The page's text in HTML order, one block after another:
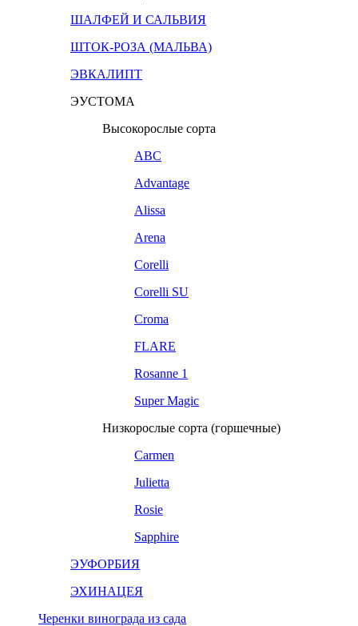
ШАЛФЕЙ И САЛЬВИЯ
ШТОК-РОЗА (МАЛЬВА)
ЭВКАЛИПТ
ЭУСТОМА
Высокорослые сорта
ABC
Advantage
Alissa
Arena
Corelli
Corelli SU
Croma
FLARE
Rosanne 1
Super Magic
Низкорослые сорта (горшечные)
Carmen
Julietta
Rosie
Sapphire
ЭУФОРБИЯ
ЭХИНАЦЕЯ
Черенки винограда из сада